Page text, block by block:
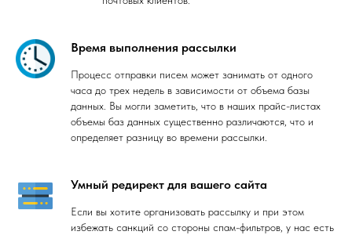
Время выполнения рассылки
Процесс отправки писем может занимать от одного
часа до трех недель в зависимости от объема базы
данных. Вы могли заметить, что в наших прайс-листах
объемы баз данных существенно различаются, что и
определяет разницу во времени рассылки.
Умный редирект для вашего сайта
Если вы хотите организовать рассылку и при этом
избежать санкций со стороны спам-фильтров, у нас есть